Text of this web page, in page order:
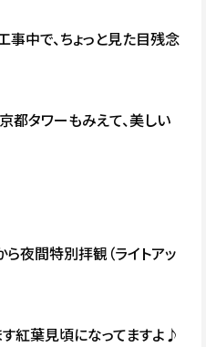
中で、ちょっと見た目残念
都タワーもみえて、美しい
夜間特別拝観（ライトアッ
紅葉見頃になってますよ♪